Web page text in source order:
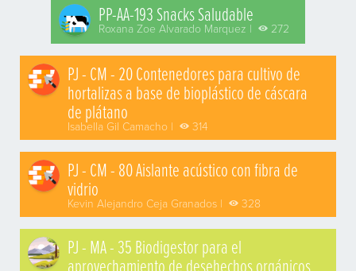
PP-AA-193 Snacks Saludable
Roxana Zoe Alvarado Marquez | 272
PJ - CM - 20 Contenedores para cultivo de
hortalizas a base de bioplástico de cáscara
de plátano
Isabella Gil Camacho | 314
PJ - CM - 80 Aislante acústico con fibra de
vidrio
Kevin Alejandro Ceja Granados | 328
PJ - MA - 35 Biodigestor para el
aprovechamiento de desehechos orgánicos